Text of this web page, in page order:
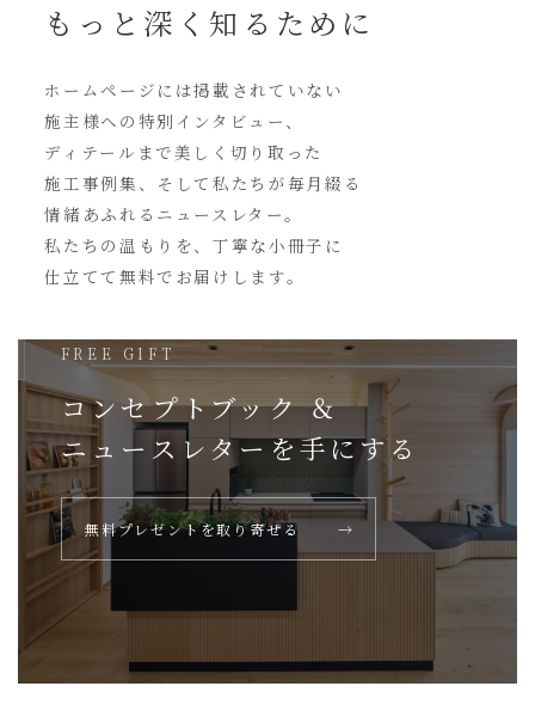
もっと深く知るために
ホームページには掲載されていない
施主様への特別インタビュー、
ディテールまで美しく切り取った
施工事例集、そして私たちが毎月綴る
情緒あふれるニュースレター。
私たちの温もりを、丁寧な小冊子に
仕立てて無料でお届けします。
FREE GIFT
コンセプトブック ＆
ニュースレターを手にする
無料プレゼントを取り寄せる →